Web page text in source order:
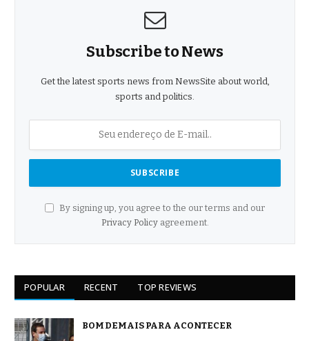
Subscribe to News
Get the latest sports news from NewsSite about world,
sports and politics.
By signing up, you agree to the our terms and our
Privacy Policyagreement.
POPULAR RECENT TOP REVIEWS
BOM DEMAIS PARA ACONTECER